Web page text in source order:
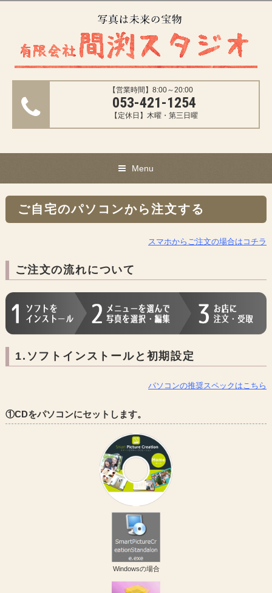
【営業時間】8:00～20:00
053-421-1254
【定休日】木曜・第三日曜
Menu
ご自宅のパソコンから注文する
スマホからご注文の場合はコチラ
ご注文の流れについて
1.ソフトインストールと初期設定
パソコンの推奨スペックはこちら
①CDをパソコンにセットします。
Windowsの場合